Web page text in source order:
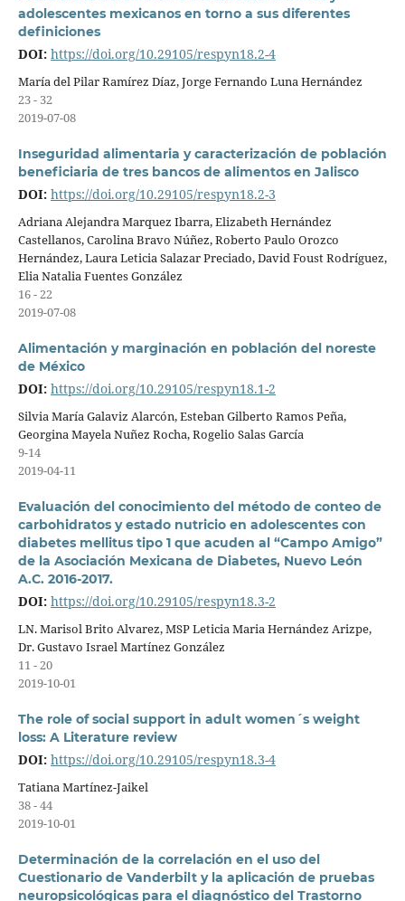
adolescentes mexicanos en torno a sus diferentes
definiciones
DOI: https://doi.org/10.29105/respyn18.2-4
María del Pilar Ramírez Díaz, Jorge Fernando Luna Hernández
23 - 32
2019-07-08
Inseguridad alimentaria y caracterización de población
beneficiaria de tres bancos de alimentos en Jalisco
DOI: https://doi.org/10.29105/respyn18.2-3
Adriana Alejandra Marquez Ibarra, Elizabeth Hernández
Castellanos, Carolina Bravo Núñez, Roberto Paulo Orozco
Hernández, Laura Leticia Salazar Preciado, David Foust Rodríguez,
Elia Natalia Fuentes González
16 - 22
2019-07-08
Alimentación y marginación en población del noreste
de México
DOI: https://doi.org/10.29105/respyn18.1-2
Silvia María Galaviz Alarcón, Esteban Gilberto Ramos Peña,
Georgina Mayela Nuñez Rocha, Rogelio Salas García
9-14
2019-04-11
Evaluación del conocimiento del método de conteo de
carbohidratos y estado nutricio en adolescentes con
diabetes mellitus tipo 1 que acuden al “Campo Amigo”
de la Asociación Mexicana de Diabetes, Nuevo León
A.C. 2016-2017.
DOI: https://doi.org/10.29105/respyn18.3-2
LN. Marisol Brito Alvarez, MSP Leticia Maria Hernández Arizpe,
Dr. Gustavo Israel Martínez González
11 - 20
2019-10-01
The role of social support in adult women´s weight
loss: A Literature review
DOI: https://doi.org/10.29105/respyn18.3-4
Tatiana Martínez-Jaikel
38 - 44
2019-10-01
Determinación de la correlación en el uso del
Cuestionario de Vanderbilt y la aplicación de pruebas
neuropsicológicas para el diagnóstico del Trastorno